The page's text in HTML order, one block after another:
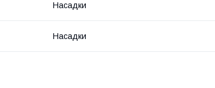
Насадки
Насадки